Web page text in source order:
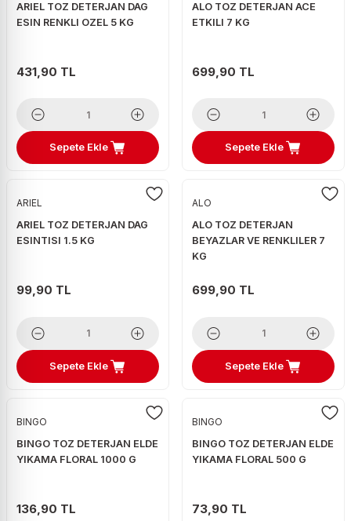
ARIEL TOZ DETERJAN DAG
ESIN RENKLI OZEL 5 KG
431,90 TL
Sepete Ekle
ALO TOZ DETERJAN ACE
ETKILI 7 KG
699,90 TL
Sepete Ekle
ARIEL
ARIEL TOZ DETERJAN DAG
ESINTISI 1.5 KG
99,90 TL
Sepete Ekle
ALO
ALO TOZ DETERJAN
BEYAZLAR VE RENKLILER 7
KG
699,90 TL
Sepete Ekle
BINGO
BINGO TOZ DETERJAN ELDE
YIKAMA FLORAL 1000 G
136,90 TL
BINGO
BINGO TOZ DETERJAN ELDE
YIKAMA FLORAL 500 G
73,90 TL